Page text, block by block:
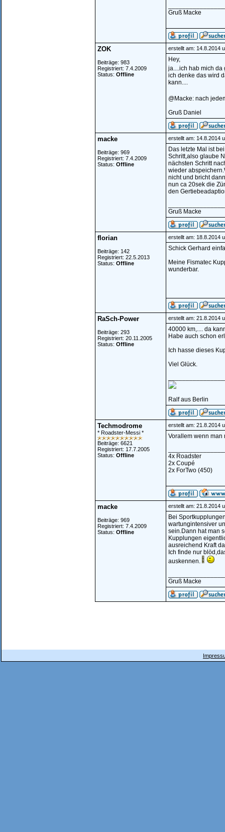
Gruß Macke
ZOK
Beiträge: 983
Registriert: 7.4.2009
Status: Offline
erstellt am: 14.8.2014
Hey,
ja....ich hab mich da
ich denke das wird
kann....
@Macke: nach
Gruß Daniel
macke
Beiträge: 969
Registriert: 7.4.2009
Status: Offline
erstellt am: 14.8.2014
Das letzte Mal ist
Schritt,also glaube
nächsten Schritt
wieder
nicht und bricht
nun ca 20sek die
den
Gruß Macke
florian
Beiträge: 142
Registriert: 22.5.2013
Status: Offline
erstellt am: 18.8.2014
Schick Gerhard
Meine Fismatec
wunderbar.
RaSch-Power
Beiträge: 293
Registriert: 20.11.2005
Status: Offline
erstellt am: 21.8.2014
40000 km,.... da
Habe auch schon
Ich hasse dieses
Viel Glück.
Ralf aus Berlin
Techmodrome
* Roadster-Messi *
Beiträge: 6621
Registriert: 17.7.2005
Status: Offline
erstellt am: 21.8.2014
Vorallem wenn man
4x Roadster
2x Coupé
2x ForTwo (450)
macke
Beiträge: 969
Registriert: 7.4.2009
Status: Offline
erstellt am: 21.8.2014
Bei
wartungintensiver
sein.Dann hat man
Kupplungen
ausreichend Kraft
Ich finde nur
auskennen.
Gruß Macke